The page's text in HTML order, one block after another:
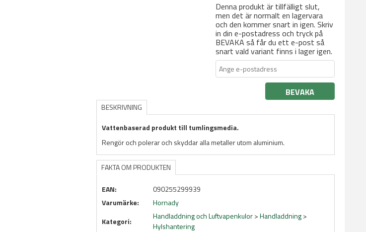
Denna produkt är tillfälligt slut,
men det är normalt en lagervara
och den kommer snart in igen. Skriv
in din e-postadress och tryck på
BEVAKA så får du ett e-post så
snart vald variant finns i lager igen.
BEVAKA
BESKRIVNING
Vattenbaserad produkt till tumlingsmedia.
Rengör och polerar och skyddar alla metaller utom aluminium.
FAKTA OM PRODUKTEN
EAN:
090255299939
Varumärke:
Hornady
Kategori:
Handladdning och Luftvapenkulor>Handladdning>
Hylshantering